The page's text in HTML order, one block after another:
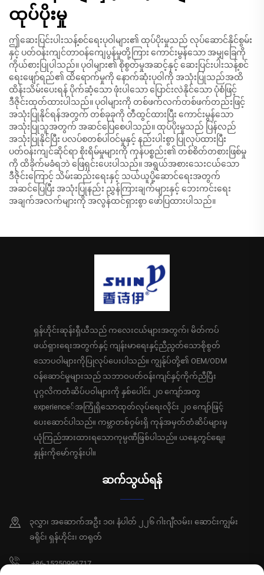
ထုပ်ပိုးမှု
ဤဆေးပြင်းပါးသန့်စင်ရေးပုဝါများ၏ ထုပ်ပိုးမှုသည် လုပ်ဆောင်နိုင်စွမ်း
နှင့် ပတ်ဝန်းကျင်တာဝန်ကျေပွန်မှုတို့ကြား ကောင်းမွန်သော အမျှခြေကို
ကိုယ်စားပြုပါသည်။ ပုဝါများ၏ စိုစွတ်မှုအဆင့်နှင့် ဆေးပြင်းပါးသန့်စင်
ရေးဖျော်ရည်၏ ထိရောက်မှုကို နောက်ဆုံးပုဝါကို အသုံးပြုသည်အထိ
ထိန်းသိမ်းပေးရန် ပိုက်ဆံ့သော ဖုံးပါသော ပြောင်းလဲနိုင်သော ပုံစံဖြင့်
ဒီဇိုင်းထုတ်ထားပါသည်။ ပုဝါများကို တစ်ဖက်လက်တစ်ဖက်တည်းဖြင့်
အသုံးပြုနိုင်ရန်အတွက် တစ်ခုခုကို တီထွင်ထားပြီး ကောင်းမွန်သော
အသုံးပြုသူအတွက် အဆင်ပြေစေပါသည်။ ထုပ်ပိုးမှုသည် ပြန်လည်
အသုံးပြုနိုင်ပြီး ပလပ်စတစ်ပါဝင်မှုနှင့် နည်းပါးစွာ ပြုလုပ်ထားပြီး
ပတ်ဝန်းကျင်ဆိုင်ရာ စိုးရိမ်မှုများကို ကုန်ပစ္စည်း၏ တစ်စိတ်တစားဖြစ်မှု
ကို ထိခိုက်မခံရဘဲ ဖြေရှင်းပေးပါသည်။ အရွယ်အစားသေးငယ်သော
ဒီဇိုင်းကြောင့် သိမ်းဆည်းရေးနှင့် သယ်ယူပို့ဆောင်ရေးအတွက်
အဆင်ပြေပြီး အသုံးပြုနည်း ညွှန်ကြားချက်များနှင့် ဘေးကင်းရေး
အချက်အလက်များကို အလွန်ထင်ရှားစွာ ဖော်ပြထားပါသည်။
ရှန်ဟိုင်းဆုန်းရှီယီသည် ကလေးငယ်များအတွက်၊ မိတ်ကပ်
ဖယ်ရှားရေးအတွက်နှင့် ကျန်းမာရေးနှင့်ညီညွတ်သောစိုစွတ်
သောပဝါများကိုပြုလုပ်ပေးပါသည်။ ကျွန်ုပ်တို့၏ OEM/ODM
ဝန်ဆောင်မှုများသည် သဘာဝပတ်ဝန်းကျင်နှင့်ကိုက်ညီပြီး
ပုဂ္ဂလိကတံဆိပ်ပဝါများကို နှစ်ပေါင်း ၂၀ ကျော်အတွ
experience်အကြုံရှိသောထုတ်လုပ်ရေးလိုင်း ၂၀ ကျော်ဖြင့်
ပေးဆောင်ပါသည်။ ကမ္ဘာတစ်ဝှမ်းရှိ ကုန်အမှတ်တံဆိပ်များမှ
ယုံကြည်အားထားရသောကုမ္ပဏီဖြစ်ပါသည်။ ယနေ့တွင်စျေး
နှုန်းကိုမော်ကွန်းပါ။
ဆက်သွယ်ရန်
၃လွှာ၊ အဆောက်အဦး ၁၀၊ နံပါတ် ၂၂၆ ဂါးဂျီလမ်း၊ ဆောင်းကျွမ်း
ခရိုင်၊ ရှန်ဟိုင်း၊ တရုတ်
+86-15250996717